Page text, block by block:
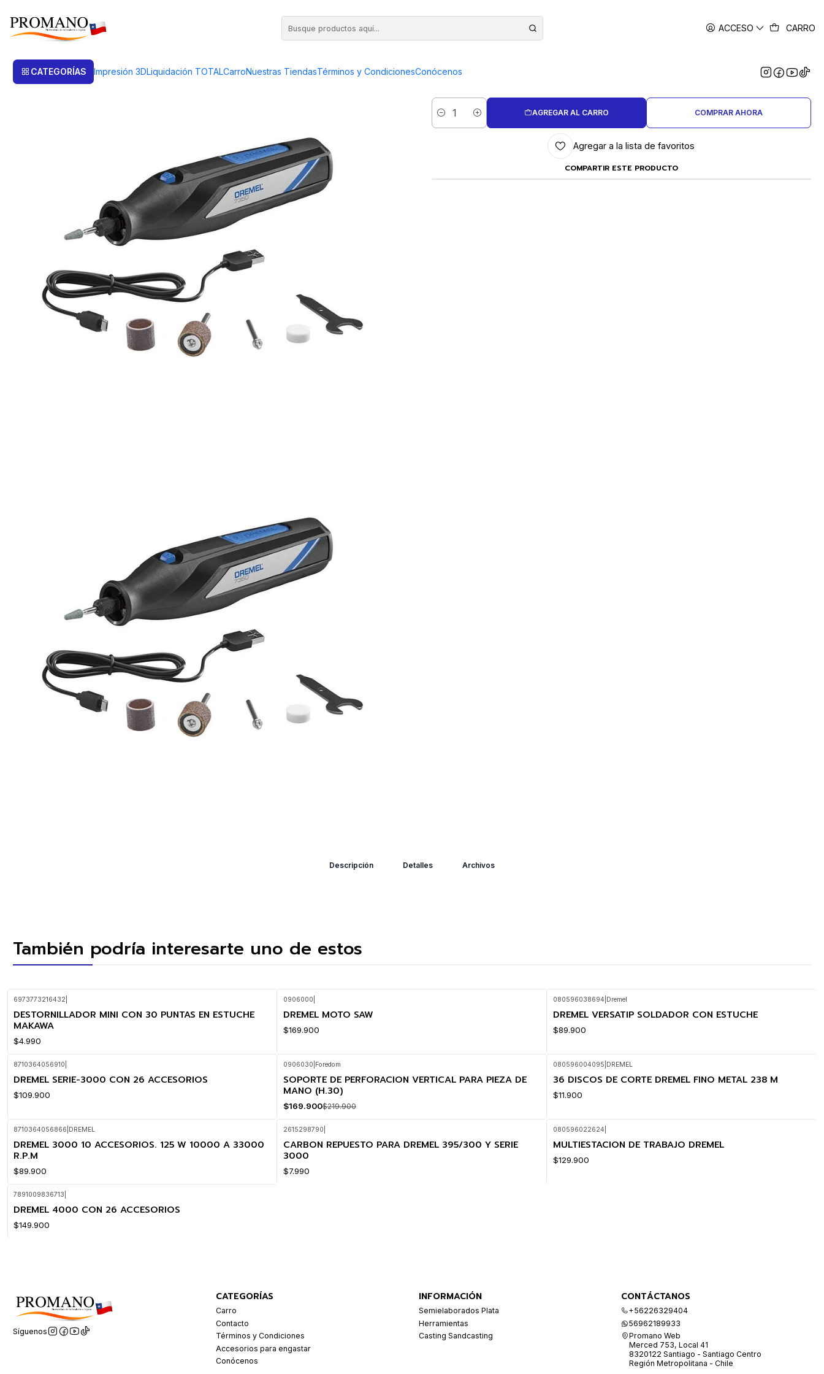
ACCESO CARRO
CATEGORÍAS Impresión 3DLiquidación TOTALCarroNuestras TiendasTérminos y CondicionesConócenosDREMEL MULTIPROPOSITO INALAMBRICO
7350 CON ADAPTADOR USB DREMEL
Cantidad
AGREGAR AL CARRO COMPRAR AHORA
Agregar a la lista de favoritos
COMPARTIR ESTE PRODUCTO
Descripción Detalles Archivos
También podría interesarte uno de estos
6973773216432
DESTORNILLADOR MINI CON 30 PUNTAS EN ESTUCHE
MAKAWA
$4.990
0906000
DREMEL MOTO SAW
$169.900
080596038694 Dremel
DREMEL VERSATIP SOLDADOR CON ESTUCHE
$89.900
8710364056910
DREMEL SERIE-3000 CON 26 ACCESORIOS
$109.900
-23%
OFF
0906030 Foredom
SOPORTE DE PERFORACION VERTICAL PARA PIEZA DE
MANO (H.30)
$169.900$219.900
080596004095 DREMEL
36 DISCOS DE CORTE DREMEL FINO METAL 238 M
$11.900
8710364056866 DREMEL
DREMEL 3000 10 ACCESORIOS. 125 W 10000 A 33000
R.P.M
$89.900
2615298790
CARBON REPUESTO PARA DREMEL 395/300 Y SERIE
3000
$7.990
080596022624
MULTIESTACION DE TRABAJO DREMEL
$129.900
7891009836713
DREMEL 4000 CON 26 ACCESORIOS
$149.900
Síguenos
CATEGORÍAS
Carro
Contacto
Términos y Condiciones
Accesorios para engastar
Conócenos
INFORMACIÓN
Semielaborados Plata
Herramientas
Casting Sandcasting
CONTÁCTANOS
+56226329404
56962189933
Promano Web
Merced 753, Local 41
8320122 Santiago - Santiago Centro
Región Metropolitana - Chile